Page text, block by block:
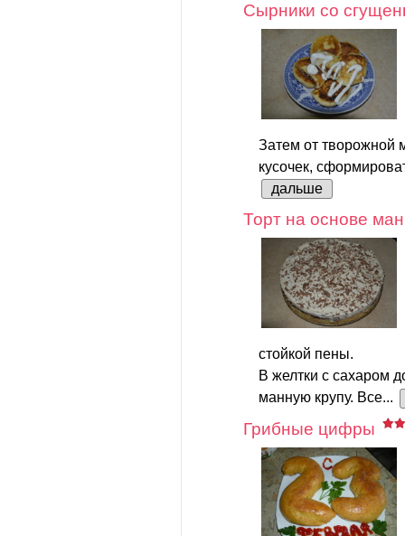
Сырники со
Затем от творожной
кусочек,
дальше
Торт на основе
стойкой пены.
В желтки с сахаром
манную крупу. Все...
Грибные цифры